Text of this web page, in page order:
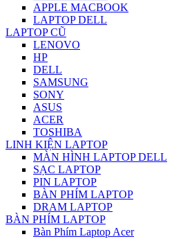
APPLE MACBOOK
LAPTOP DELL
LAPTOP CŨ
LENOVO
HP
DELL
SAMSUNG
SONY
ASUS
ACER
TOSHIBA
LINH KIỆN LAPTOP
MÀN HÌNH LAPTOP DELL
SẠC LAPTOP
PIN LAPTOP
BÀN PHÍM LAPTOP
DRAM LAPTOP
BÀN PHÍM LAPTOP
Bàn Phím Laptop Acer